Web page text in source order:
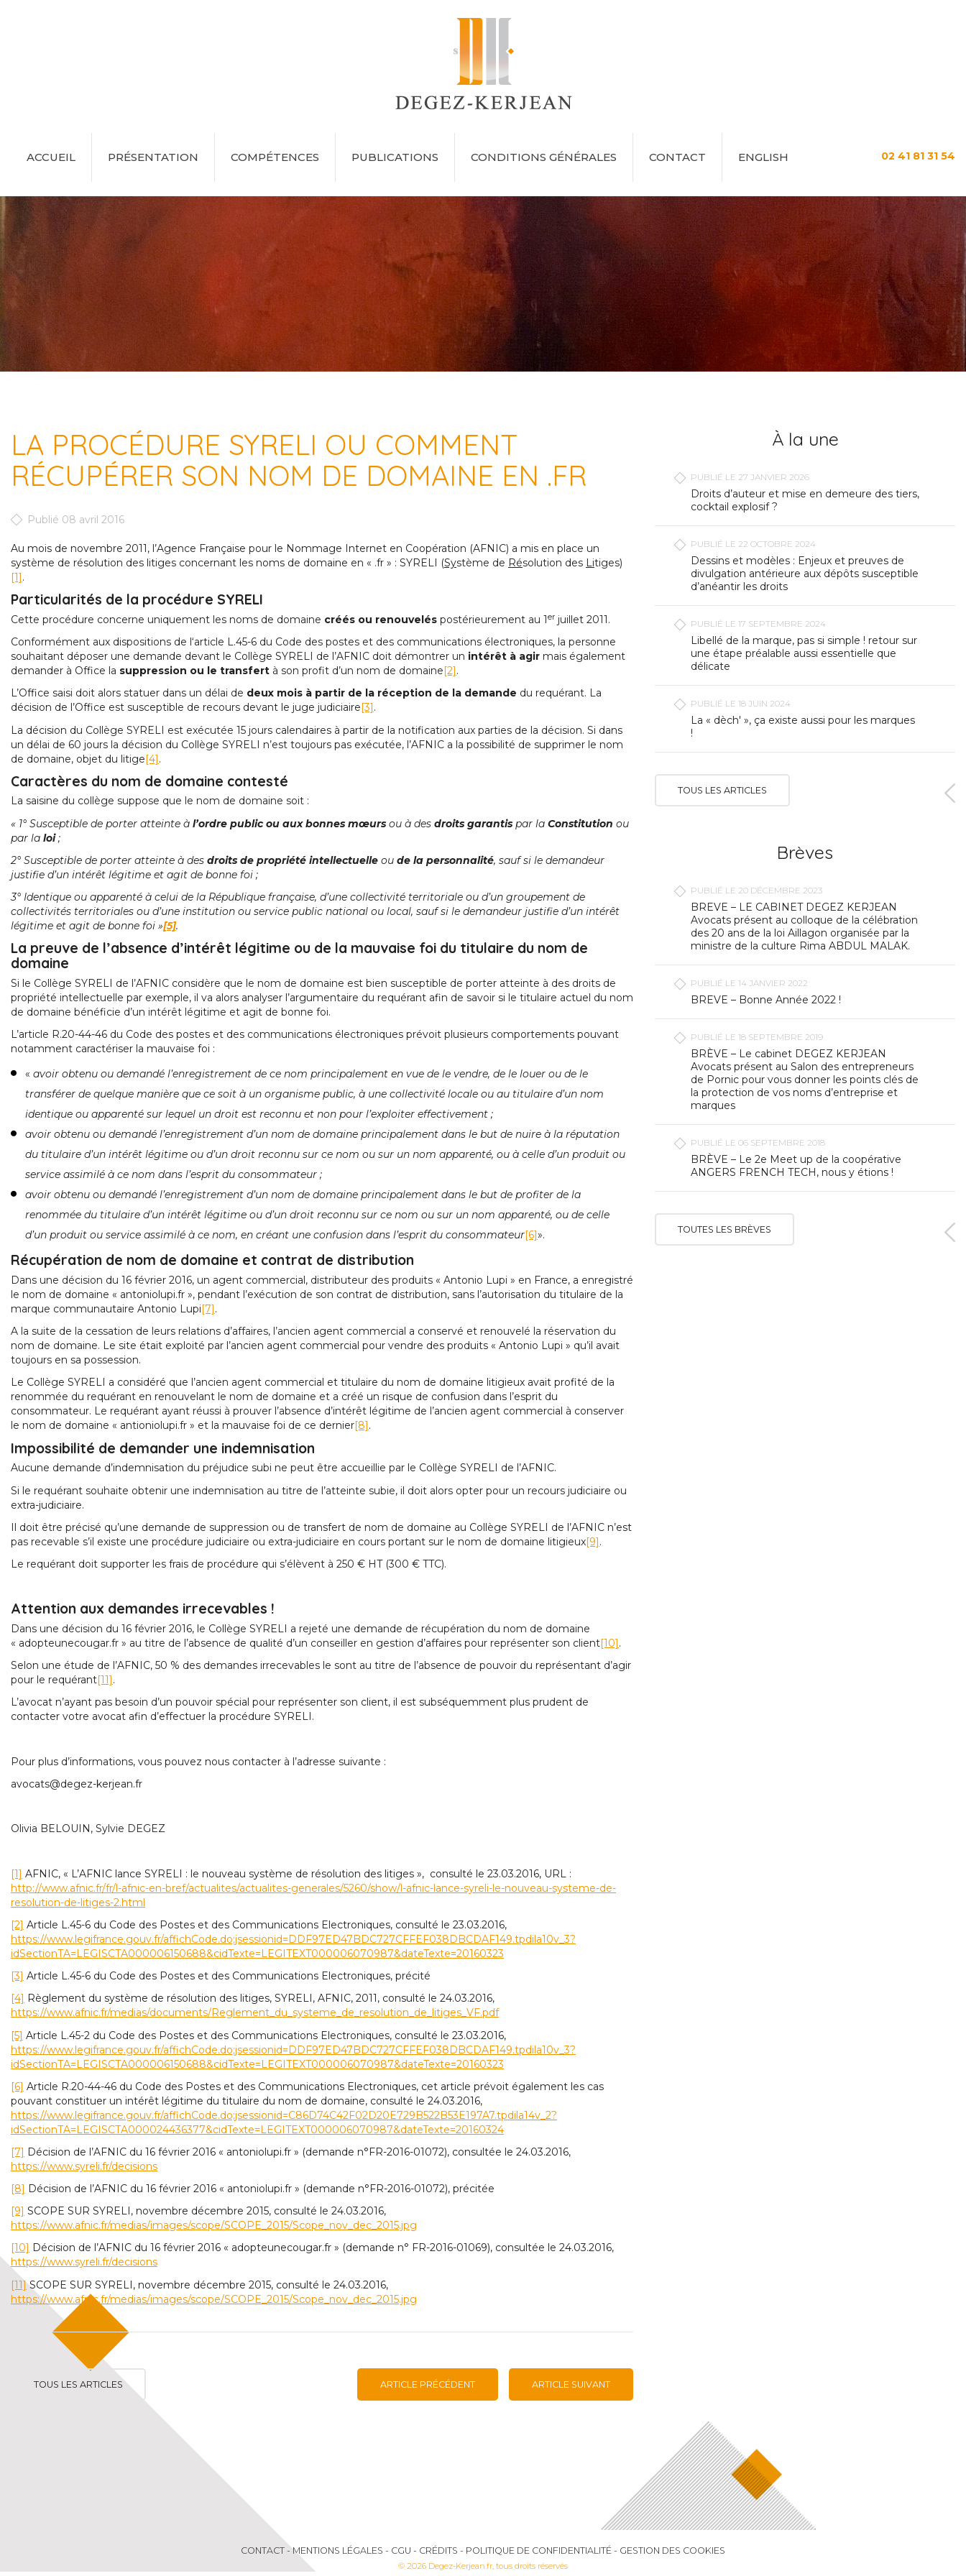
ACCUEIL PRÉSENTATION COMPÉTENCES PUBLICATIONS CONDITIONS GÉNÉRALES CONTACT ENGLISH 02 41 81 31 54
LA PROCÉDURE SYRELI OU COMMENT
RÉCUPÉRER SON NOM DE DOMAINE EN .FR
Publié 08 avril 2016
Au mois de novembre 2011, l’Agence Française pour le Nommage Internet en Coopération (AFNIC) a mis en place un
système de résolution des litiges concernant les noms de domaine en « .fr » : SYRELI (Système de Résolution des Litiges)
[1].
Particularités de la procédure SYRELI
Cette procédure concerne uniquement les noms de domaine créés ou renouvelés postérieurement au 1er juillet 2011.
Conformément aux dispositions de l‘article L.45-6 du Code des postes et des communications électroniques, la personne
souhaitant déposer une demande devant le Collège SYRELI de l’AFNIC doit démontrer un intérêt à agir mais également
demander à Office la suppression ou le transfert à son profit d’un nom de domaine[2].
L’Office saisi doit alors statuer dans un délai de deux mois à partir de la réception de la demande du requérant. La
décision de l’Office est susceptible de recours devant le juge judiciaire [3] .
La décision du Collège SYRELI est exécutée 15 jours calendaires à partir de la notification aux parties de la décision. Si dans
un délai de 60 jours la décision du Collège SYRELI n’est toujours pas exécutée, l’AFNIC a la possibilité de supprimer le nom
de domaine, objet du litige[4].
Caractères du nom de domaine contesté
La saisine du collège suppose que le nom de domaine soit :
« 1° Susceptible de porter atteinte à l’ordre public ou aux bonnes mœurs ou à des droits garantis par la Constitution ou
par la loi;
2° Susceptible de porter atteinte à des droits de propriété intellectuelle ou de la personnalité, sauf si le demandeur
justifie d’un intérêt légitime et agit de bonne foi ;
3° Identique ou apparenté à celui de la République française, d’une collectivité territoriale ou d’un groupement de
collectivités territoriales ou d’une institution ou service public national ou local, sauf si le demandeur justifie d’un intérêt
légitime et agit de bonne foi »[5].
La preuve de l’absence d’intérêt légitime ou de la mauvaise foi du titulaire du nom de
domaine
Si le Collège SYRELI de l’AFNIC considère que le nom de domaine est bien susceptible de porter atteinte à des droits de
propriété intellectuelle par exemple, il va alors analyser l’argumentaire du requérant afin de savoir si le titulaire actuel du nom
de domaine bénéficie d’un intérêt légitime et agit de bonne foi.
L’article R.20-44-46 du Code des postes et des communications électroniques prévoit plusieurs comportements pouvant
notamment caractériser la mauvaise foi :
« avoir obtenu ou demandé l’enregistrement de ce nom principalement en vue de le vendre, de le louer ou de le
transférer de quelque manière que ce soit à un organisme public, à une collectivité locale ou au titulaire d’un nom
identique ou apparenté sur lequel un droit est reconnu et non pour l’exploiter effectivement ;
avoir obtenu ou demandé l’enregistrement d’un nom de domaine principalement dans le but de nuire à la réputation
du titulaire d’un intérêt légitime ou d’un droit reconnu sur ce nom ou sur un nom apparenté, ou à celle d’un produit ou
service assimilé à ce nom dans l’esprit du consommateur ;
avoir obtenu ou demandé l’enregistrement d’un nom de domaine principalement dans le but de profiter de la
renommée du titulaire d’un intérêt légitime ou d’un droit reconnu sur ce nom ou sur un nom apparenté, ou de celle
d’un produit ou service assimilé à ce nom, en créant une confusion dans l’esprit du consommateur[6]».
Récupération de nom de domaine et contrat de distribution
Dans une décision du 16 février 2016, un agent commercial, distributeur des produits « Antonio Lupi » en France, a enregistré
le nom de domaine « antoniolupi.fr », pendant l’exécution de son contrat de distribution, sans l’autorisation du titulaire de la
marque communautaire Antonio Lupi[7].
A la suite de la cessation de leurs relations d’affaires, l’ancien agent commercial a conservé et renouvelé la réservation du
nom de domaine. Le site était exploité par l’ancien agent commercial pour vendre des produits « Antonio Lupi » qu’il avait
toujours en sa possession.
Le Collège SYRELI a considéré que l’ancien agent commercial et titulaire du nom de domaine litigieux avait profité de la
renommée du requérant en renouvelant le nom de domaine et a créé un risque de confusion dans l’esprit du
consommateur. Le requérant ayant réussi à prouver l’absence d’intérêt légitime de l’ancien agent commercial à conserver
le nom de domaine « antioniolupi.fr » et la mauvaise foi de ce dernier[8] .
Impossibilité de demander une indemnisation
Aucune demande d’indemnisation du préjudice subi ne peut être accueillie par le Collège SYRELI de l’AFNIC.
Si le requérant souhaite obtenir une indemnisation au titre de l’atteinte subie, il doit alors opter pour un recours judiciaire ou
extra-judiciaire.
Il doit être précisé qu’une demande de suppression ou de transfert de nom de domaine au Collège SYRELI de l’AFNIC n’est
pas recevable s’il existe une procédure judiciaire ou extra-judiciaire en cours portant sur le nom de domaine litigieux[9].
Le requérant doit supporter les frais de procédure qui s’élèvent à 250 € HT (300 € TTC).
Attention aux demandes irrecevables !
Dans une décision du 16 février 2016, le Collège SYRELI a rejeté une demande de récupération du nom de domaine
« adopteunecougar.fr » au titre de l’absence de qualité d’un conseiller en gestion d’affaires pour représenter son client[10].
Selon une étude de l’AFNIC, 50 % des demandes irrecevables le sont au titre de l’absence de pouvoir du représentant d’agir
pour le requérant[11].
L’avocat n’ayant pas besoin d’un pouvoir spécial pour représenter son client, il est subséquemment plus prudent de
contacter votre avocat afin d’effectuer la procédure SYRELI.
Pour plus d’informations, vous pouvez nous contacter à l’adresse suivante :
avocats@degez-kerjean.fr
Olivia BELOUIN, Sylvie DEGEZ
[1] AFNIC, « L’AFNIC lance SYRELI : le nouveau système de résolution des litiges », consulté le 23.03.2016, URL :
http://www.afnic.fr/fr/l-afnic-en-bref/actualites/actualites-generales/5260/show/l-afnic-lance-syreli-le-nouveau-systeme-de-
resolution-de-litiges-2.html
[2] Article L.45-6 du Code des Postes et des Communications Electroniques, consulté le 23.03.2016,
https://www.legifrance.gouv.fr/affichCode.do;jsessionid=DDF97ED47BDC727CFFEF038DBCDAF149.tpdila10v_3?
idSectionTA=LEGISCTA000006150688&cidTexte=LEGITEXT000006070987&dateTexte=20160323
[3] Article L.45-6 du Code des Postes et des Communications Electroniques, précité
[4] Règlement du système de résolution des litiges, SYRELI, AFNIC, 2011, consulté le 24.03.2016,
https://www.afnic.fr/medias/documents/Reglement_du_systeme_de_resolution_de_litiges_VF.pdf
[5] Article L.45-2 du Code des Postes et des Communications Electroniques, consulté le 23.03.2016,
https://www.legifrance.gouv.fr/affichCode.do;jsessionid=DDF97ED47BDC727CFFEF038DBCDAF149.tpdila10v_3?
idSectionTA=LEGISCTA000006150688&cidTexte=LEGITEXT000006070987&dateTexte=20160323
[6] Article R.20-44-46 du Code des Postes et des Communications Electroniques, cet article prévoit également les cas
pouvant constituer un intérêt légitime du titulaire du nom de domaine, consulté le 24.03.2016,
https://www.legifrance.gouv.fr/affichCode.do;jsessionid=C86D74C42F02D20E729B522B53E197A7.tpdila14v_2?
idSectionTA=LEGISCTA000024436377&cidTexte=LEGITEXT000006070987&dateTexte=20160324
[7] Décision de l’AFNIC du 16 février 2016 « antoniolupi.fr » (demande n°FR-2016-01072), consultée le 24.03.2016,
https://www.syreli.fr/decisions
[8] Décision de l’AFNIC du 16 février 2016 « antoniolupi.fr » (demande n°FR-2016-01072), précitée
[9] SCOPE SUR SYRELI, novembre décembre 2015, consulté le 24.03.2016,
https://www.afnic.fr/medias/images/scope/SCOPE_2015/Scope_nov_dec_2015.jpg
[10] Décision de l’AFNIC du 16 février 2016 « adopteunecougar.fr » (demande n° FR-2016-01069), consultée le 24.03.2016,
https://www.syreli.fr/decisions
[11]SCOPE SUR SYRELI, novembre décembre 2015, consulté le 24.03.2016,
https://www.afnic.fr/medias/images/scope/SCOPE_2015/Scope_nov_dec_2015.jpg
TOUS LES ARTICLES ARTICLE SUIVANT
ARTICLE PRÉCÉDENT
À la une
PUBLIÉ LE 27 JANVIER 2026
Droits d’auteur et mise en demeure des tiers,
cocktail explosif ?
PUBLIÉ LE 22 OCTOBRE 2024
Dessins et modèles : Enjeux et preuves de
divulgation antérieure aux dépôts susceptible
d’anéantir les droits
PUBLIÉ LE 17 SEPTEMBRE 2024
Libellé de la marque, pas si simple ! retour sur
une étape préalable aussi essentielle que
délicate
PUBLIÉ LE 18 JUIN 2024
La « dèch' », ça existe aussi pour les marques
!
TOUS LES ARTICLES
Brèves
PUBLIÉ LE 20 DÉCEMBRE 2023
BREVE – LE CABINET DEGEZ KERJEAN
Avocats présent au colloque de la célébration
des 20 ans de la loi Aillagon organisée par la
ministre de la culture Rima ABDUL MALAK.
PUBLIÉ LE 14 JANVIER 2022
BREVE – Bonne Année 2022 !
PUBLIÉ LE 18 SEPTEMBRE 2019
BRÈVE – Le cabinet DEGEZ KERJEAN
Avocats présent au Salon des entrepreneurs
de Pornic pour vous donner les points clés de
la protection de vos noms d’entreprise et
marques
PUBLIÉ LE 06 SEPTEMBRE 2018
BRÈVE – Le 2e Meet up de la coopérative
ANGERS FRENCH TECH, nous y étions !
TOUTES LES BRÈVES
CONTACT -MENTIONS LÉGALES - CGU - CRÉDITS - POLITIQUE DE CONFIDENTIALITÉ - GESTION DES COOKIES
© 2026 Degez-Kerjean.fr, tous droits réservés